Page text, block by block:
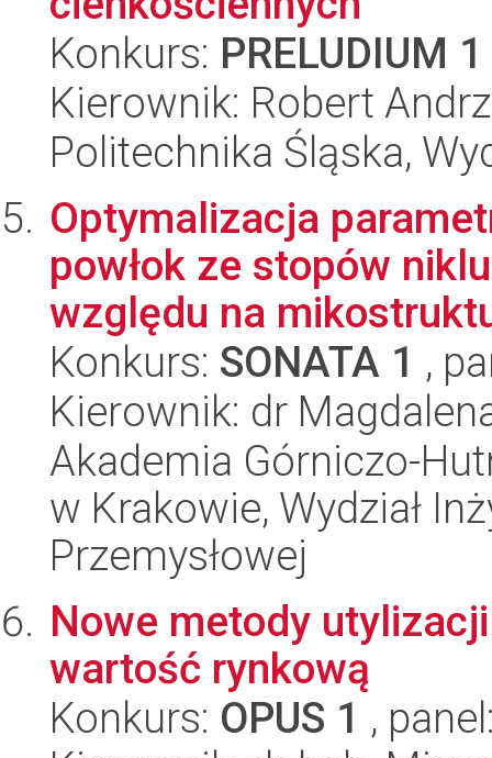
Konkurs: PRELUDIUM 1
Kierownik: Robert
Politechnika Śląska,
Optymalizacja
powłok ze stopów
względu na
Konkurs: SONATA 1 ,
Kierownik: dr
Akademia Górniczo-
w Krakowie, Wydział
Przemysłowej
Nowe metody
wartość rynkową
Konkurs: OPUS 1 ,